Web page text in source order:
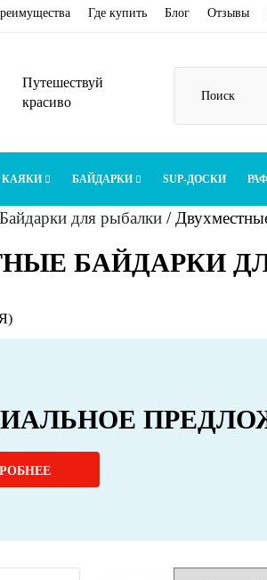
Где купить Блог Отзывы
Путешествуй
красиво
КАЯКИ БАЙДАРКИ SUP-ДОСКИ
Байдарки для рыбалки /
БАЙДАРКИ